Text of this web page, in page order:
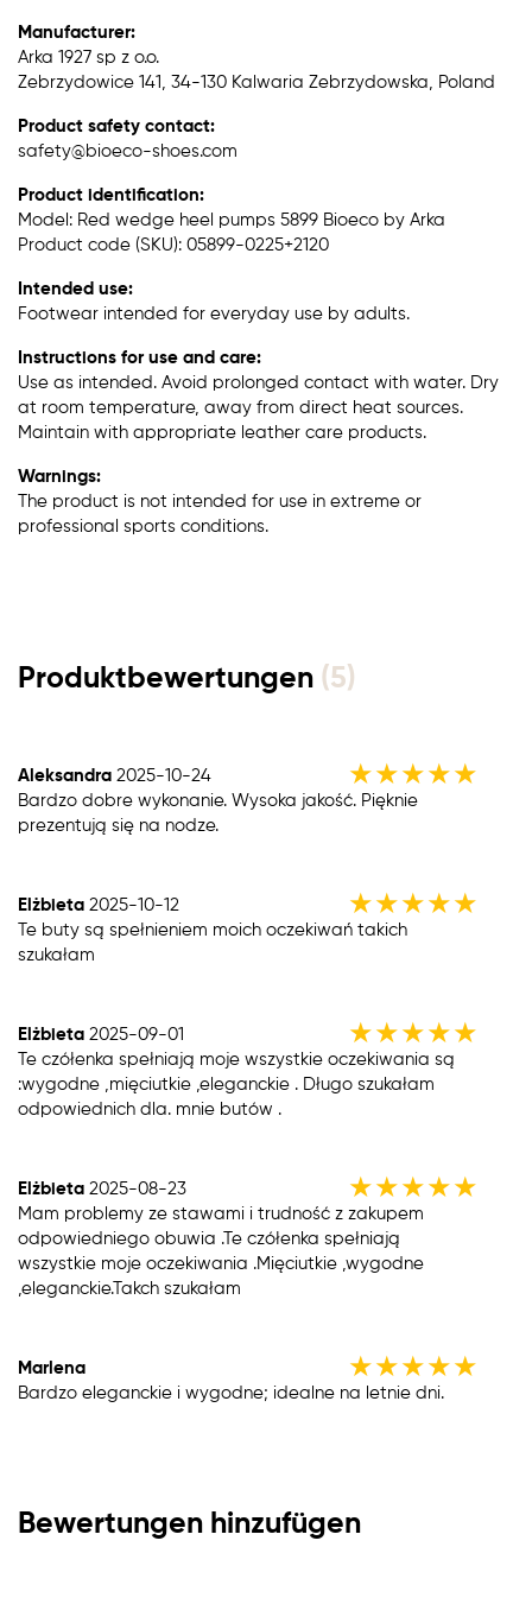
Manufacturer:
Arka 1927 sp z o.o.
Zebrzydowice 141, 34-130 Kalwaria Zebrzydowska, Poland
Product safety contact:
safety@bioeco-shoes.com
Product identification:
Model: Red wedge heel pumps 5899 Bioeco by Arka
Product code (SKU): 05899-0225+2120
Intended use:
Footwear intended for everyday use by adults.
Instructions for use and care:
Use as intended. Avoid prolonged contact with water. Dry
at room temperature, away from direct heat sources.
Maintain with appropriate leather care products.
Warnings:
The product is not intended for use in extreme or
professional sports conditions.
Produktbewertungen (5)
Aleksandra 2025-10-24 ★★★★★
Bardzo dobre wykonanie. Wysoka jakość. Pięknie
prezentują się na nodze.
Elżbieta 2025-10-12 ★★★★★
Te buty są spełnieniem moich oczekiwań takich
szukałam
Elżbieta 2025-09-01 ★★★★★
Te czółenka spełniają moje wszystkie oczekiwania są
:wygodne ,mięciutkie ,eleganckie . Długo szukałam
odpowiednich dla. mnie butów .
Elżbieta 2025-08-23 ★★★★★
Mam problemy ze stawami i trudność z zakupem
odpowiedniego obuwia .Te czółenka spełniają
wszystkie moje oczekiwania .Mięciutkie ,wygodne
,eleganckie.Takch szukałam
Marlena ★★★★★
Bardzo eleganckie i wygodne; idealne na letnie dni.
Bewertungen hinzufügen